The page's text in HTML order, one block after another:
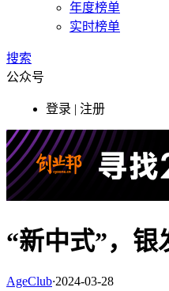
年度榜单
实时榜单
搜索
公众号
登录 | 注册
“新中式”，银
AgeClub·2024-03-28